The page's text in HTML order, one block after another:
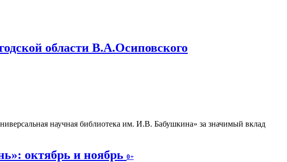
области В.А.Осиповского
научная библиотека им. И.В. Бабушкина» за значимый вклад
октябрь и ноябрь 0+